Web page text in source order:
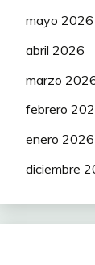
mayo 2026
abril 2026
marzo
febrero
enero 2026
diciembre